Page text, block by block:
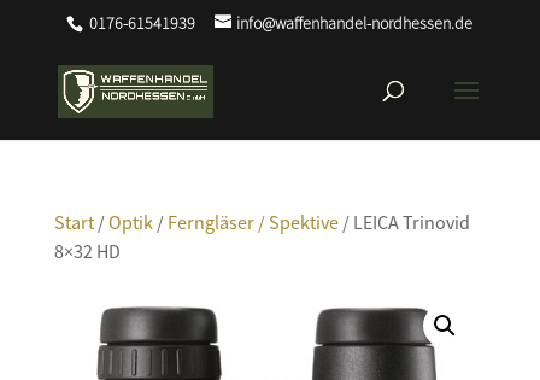
0176-61541939 info@waffenhandel-nordhessen.de
Start/Optik/ Ferngläser / Spektive/ LEICA Trinovid
8×32 HD